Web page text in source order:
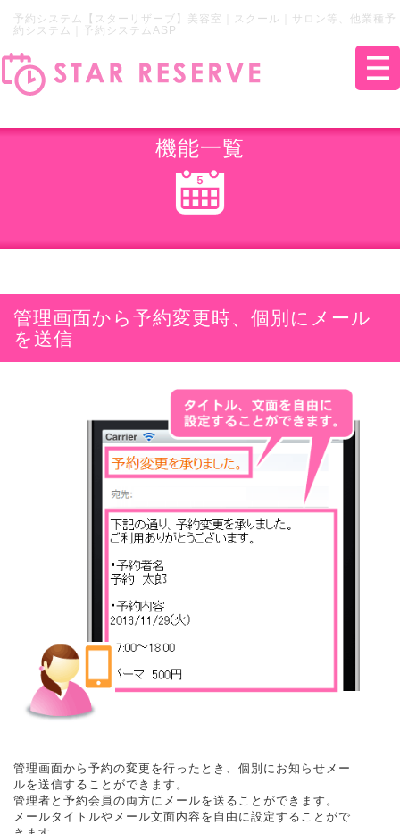
予約システム【スターリザーブ】美容室｜スクール｜サロン等、他業種予
約システム｜予約システムASP
機能一覧
管理画面から予約変更時、個別にメール
を送信
管理画面から予約の変更を行ったとき、個別にお知らせメー
ルを送信することができます。
管理者と予約会員の両方にメールを送ることができます。
メールタイトルやメール文面内容を自由に設定することがで